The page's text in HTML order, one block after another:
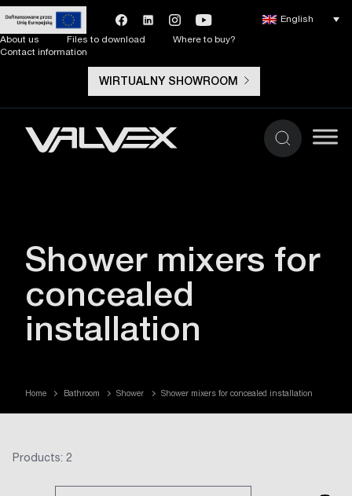
About us Files to download
Where to buy?
Contact information
WIRTUALNY SHOWROOM
English
Shower mixers for
concealed
installation
Home Bathroom Shower Shower mixers for concealed installation
Products: 2